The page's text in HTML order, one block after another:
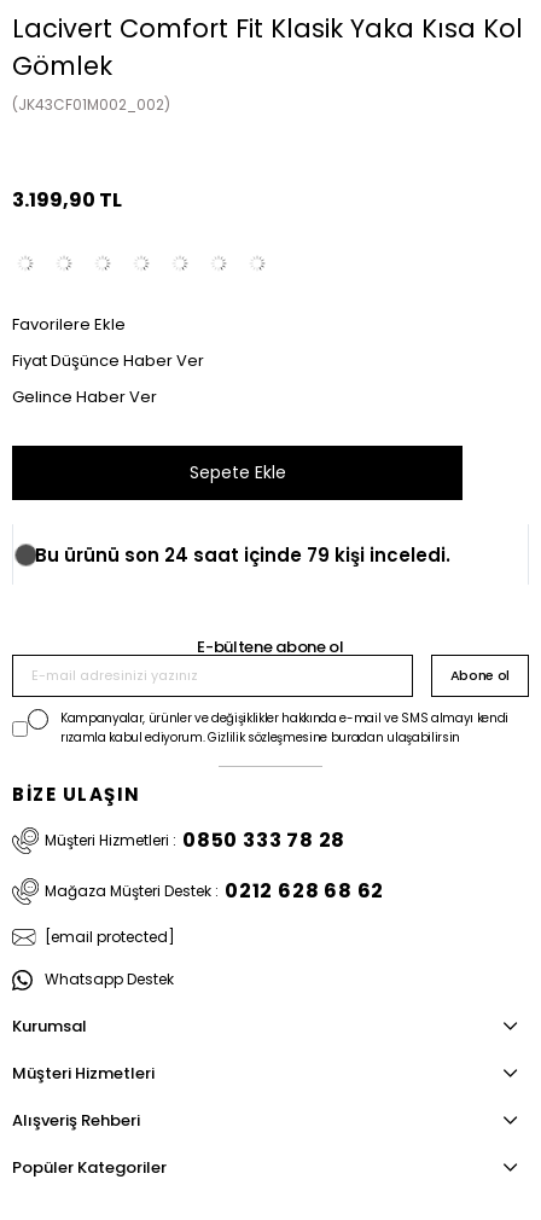
Lacivert Comfort Fit Klasik Yaka Kısa Kol
Gömlek
(JK43CF01M002_002)
3.199,90 TL
Favorilere Ekle
Fiyat Düşünce Haber Ver
Gelince Haber Ver
Bu ürünü son 24 saat içinde 79 kişi inceledi.
E-bültene abone ol
Abone ol
Kampanyalar, ürünler ve değişiklikler hakkında e-mail ve SMS almayı kendi
rızamla kabul ediyorum. Gizlilik sözleşmesine buradan ulaşabilirsin
BİZE ULAŞIN
Müşteri Hizmetleri : 0850 333 78 28
Mağaza Müşteri Destek : 0212 628 68 62
[email protected]
Whatsapp Destek
Kurumsal
Müşteri Hizmetleri
Alışveriş Rehberi
Popüler Kategoriler